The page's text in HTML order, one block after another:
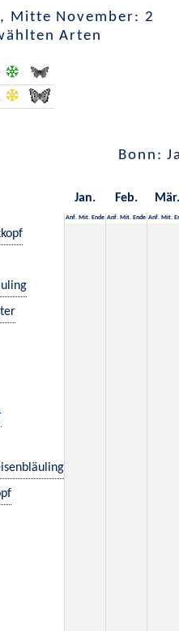
Mitte November: 2
Arten
Bonn:
Jan. Feb. Mär.
Anf. Mit. Ende Anf. Mit. Ende Anf. Mit.